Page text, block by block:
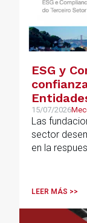
ESG y
15/07/2026
Las
sector
en la
LEER MÁS >>